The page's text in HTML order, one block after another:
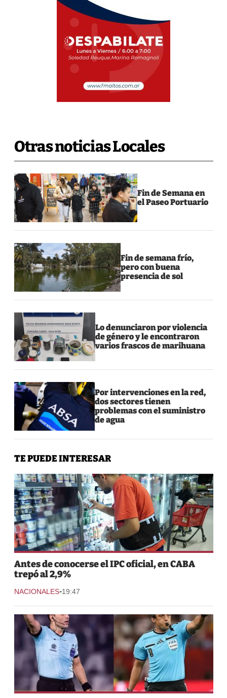
Otras noticias Locales
Fin de Semana en
el Paseo Portuario
Fin de semana frío,
pero con buena
presencia de sol
Lo denunciaron por violencia
de género y le encontraron
varios frascos de marihuana
Por intervenciones en la red,
dos sectores tienen
problemas con el suministro
de agua
TE PUEDE INTERESAR
Antes de conocerse el IPC oficial, en CABA
trepó al 2,9%
NACIONALES-19:47